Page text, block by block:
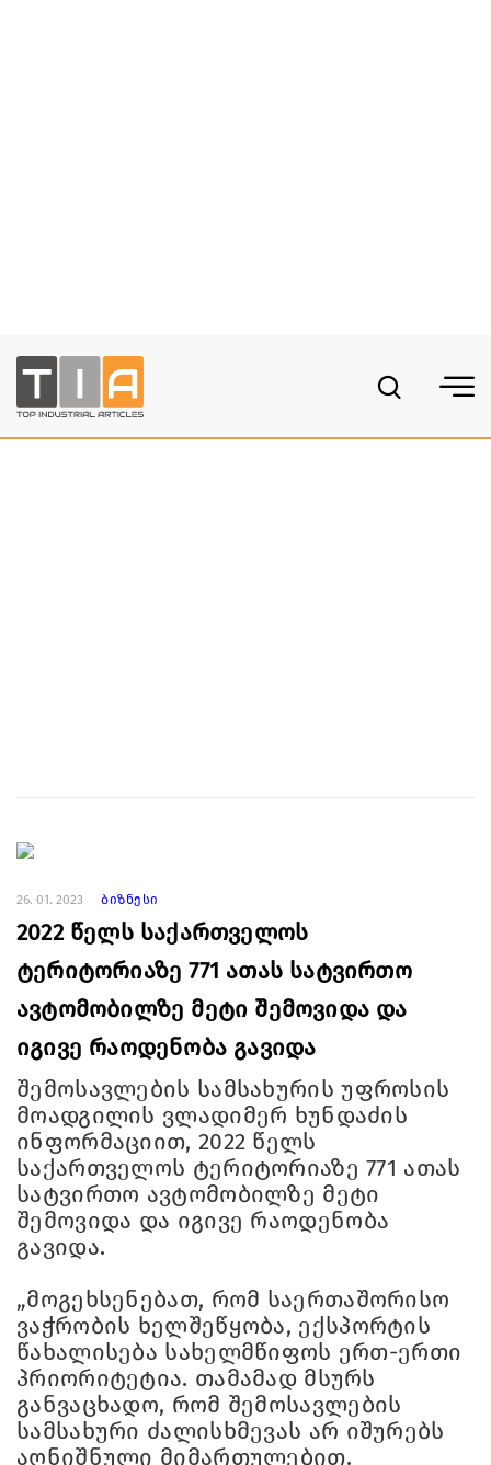
26. 01. 2023 ბიზნესი
2022 წელს საქართველოს
ტერიტორიაზე 771 ათას სატვირთო
ავტომობილზე მეტი შემოვიდა და
იგივე რაოდენობა გავიდა
შემოსავლების სამსახურის უფროსის
მოადგილის ვლადიმერ ხუნდაძის
ინფორმაციით, 2022 წელს
საქართველოს ტერიტორიაზე 771 ათას
სატვირთო ავტომობილზე მეტი
შემოვიდა და იგივე რაოდენობა
გავიდა.
„მოგეხსენებათ, რომ საერთაშორისო
ვაჭრობის ხელშეწყობა, ექსპორტის
წახალისება სახელმწიფოს ერთ-ერთი
პრიორიტეტია. თამამად მსურს
განვაცხადო, რომ შემოსავლების
სამსახური ძალისხმევას არ იშურებს
აღნიშნული მიმართულებით.